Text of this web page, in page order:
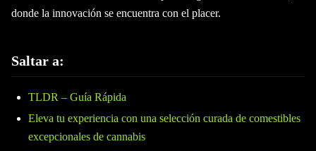
donde la innovación se encuentra con el placer.
Saltar a:
TLDR – Guía Rápida
Eleva tu experiencia con una selección curada de comestibles
excepcionales de cannabis